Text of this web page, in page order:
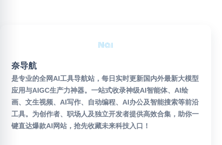
奈导航
是专业的全网AI工具导航站，每日实时更新国内外最新大模型
应用与AIGC生产力神器。一站式收录神级AI智能体、AI绘
画、文生视频、AI写作、自动编程、AI办公及智能搜索等前沿
工具。为创作者、职场人及独立开发者提供高效合集，助你一
键直达爆款AI网站，抢先收藏未来科技入口！